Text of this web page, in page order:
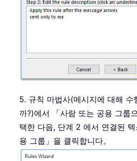
5. 규칙 마법사(메시지에 대해 수
까?)에서 「사람 또는 공용 그룹
택한 다음, 단계 2 에서 연결된
용 그룹」을 클릭합니다。